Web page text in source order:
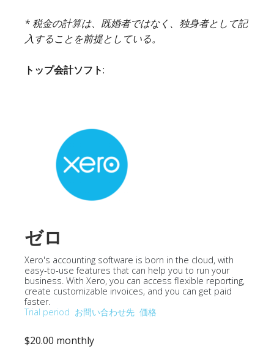
* 税金の計算は、既婚者ではなく、独身者として記
入することを前提としている。
トップ会計ソフト:
ゼロ
Xero's accounting software is born in the cloud, with
easy-to-use features that can help you to run your
business. With Xero, you can access flexible reporting,
create customizable invoices, and you can get paid
faster.
Trial period お問い合わせ先 価格
$20.00 monthly